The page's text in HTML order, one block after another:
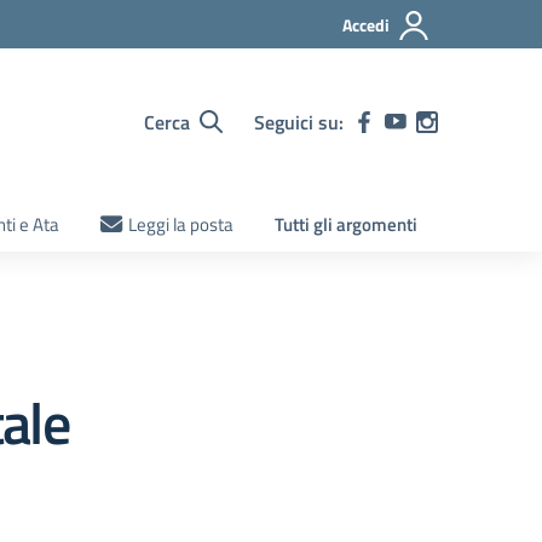
Accedi
Cerca Seguici su:
e Ata Leggi la posta Tutti gli argomenti